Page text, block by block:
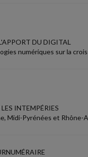
DU DIGITAL
numériques sur la
INTEMPÉRIES
Pyrénées et Rhône-